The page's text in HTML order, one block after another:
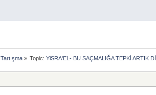
Tartışma» Topic:YiSRA'EL- BU SAÇMALIĞA TEPKİ ARTIK